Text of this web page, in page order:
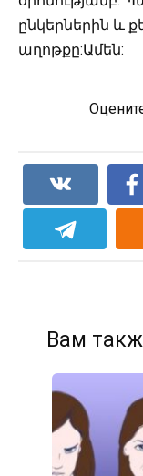
ընկերներին և
աղոթքը:Ամեն:
Вам